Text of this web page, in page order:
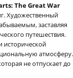
The Great War
Художественный
заставляя
путешествия.
исторической
атмосферу.
не отпускает до